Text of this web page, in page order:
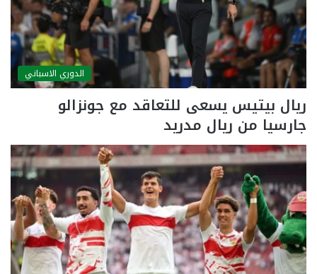
الدوري الاسباني
ريال بيتيس يسعى للتعاقد مع جونزالو
جارسيا من ريال مدريد